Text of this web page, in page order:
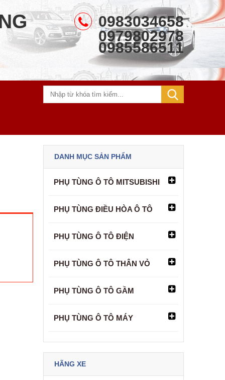
0983034658
0979802978
0985586511
DANH MỤC SẢN PHẨM
PHỤ TÙNG Ô TÔ MITSUBISHI
PHỤ TÙNG ĐIỀU HÒA Ô TÔ
PHỤ TÙNG Ô TÔ ĐIỆN
PHỤ TÙNG Ô TÔ THÂN VỎ
PHỤ TÙNG Ô TÔ GẦM
PHỤ TÙNG Ô TÔ MÁY
HÃNG XE